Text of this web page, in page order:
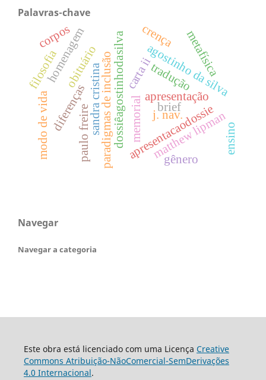
Palavras-chave
apresentação
dossiêagostinhodasilvaapresentacaodossie
tradução
brief
j. nav.
agostinho da silva
carta ii
sandra cristina
obituário
homenagem
memorial
diferenças
corpos
paradigmas de inclusão
filosofia metafísica
modo de vida paulo freire matthew lipman
crença
gênero
ensino
Navegar
Navegar a categoria
Este obra está licenciado com uma Licença Creative
Commons Atribuição-NãoComercial-SemDerivações
4.0 Internacional.